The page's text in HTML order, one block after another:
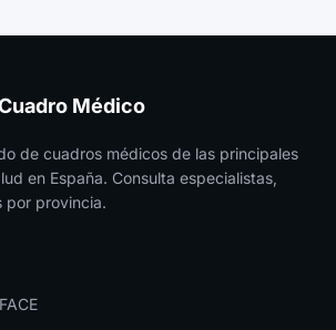
Médico
de cuadros médicos de las principales
en España. Consulta especialistas,
por provincia.